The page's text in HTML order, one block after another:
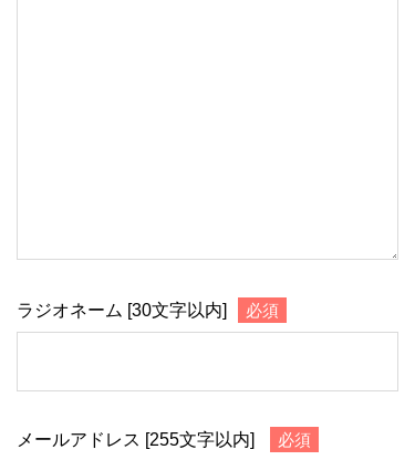
ラジオネーム [30文字以内] 必須
メールアドレス [255文字以内] 必須